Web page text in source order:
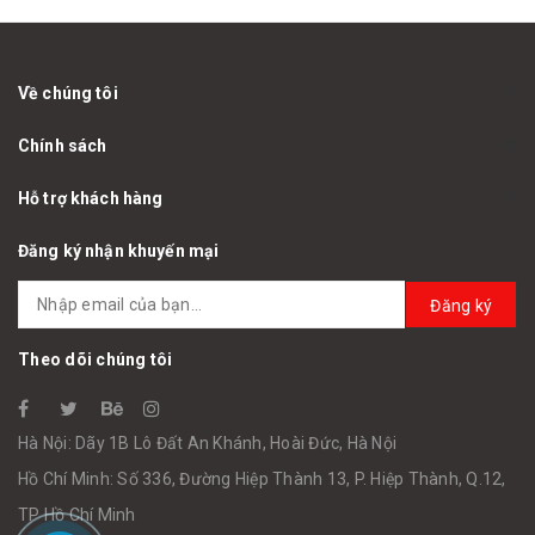
Về chúng tôi
Chính sách
Hỗ trợ khách hàng
Đăng ký nhận khuyến mại
Đăng ký
Theo dõi chúng tôi
Hà Nội: Dãy 1B Lô Đất An Khánh, Hoài Đức, Hà Nội
Hồ Chí Minh: Số 336, Đường Hiệp Thành 13, P. Hiệp Thành, Q.12,
TP Hồ Chí Minh